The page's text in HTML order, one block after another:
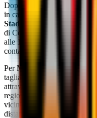
Dopo la vittoria per
in campo in Serie A contro il
Stadio Felice Chinetti di
di Coach Bakker per la
alle 12.30 per la
contatto con la prime
PerMilan-Genoa
tagliandi sono disponibili su
attraverso l'opzione "Trova
regione e provincia così da
vicini. Lo stadio è
distanza dall'uscita Solbiate